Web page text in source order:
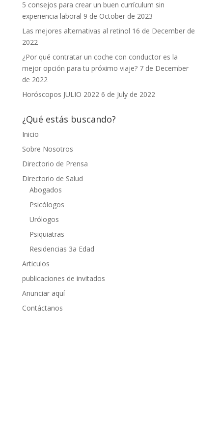
5 consejos para crear un buen currículum sin
experiencia laboral 9 de October de 2023
Las mejores alternativas al retinol 16 de December de
2022
¿Por qué contratar un coche con conductor es la
mejor opción para tu próximo viaje? 7 de December
de 2022
Horóscopos JULIO 2022 6 de July de 2022
¿Qué estás buscando?
Inicio
Sobre Nosotros
Directorio de Prensa
Directorio de Salud
Abogados
Psicólogos
Urólogos
Psiquiatras
Residencias 3a Edad
Articulos
publicaciones de invitados
Anunciar aquí
Contáctanos